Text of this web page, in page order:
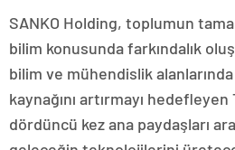
SANKO Holding, toplumun
bilim konusunda farkındalık
bilim ve mühendislik
kaynağını artırmayı hedefleyen
dördüncü kez ana paydaşları